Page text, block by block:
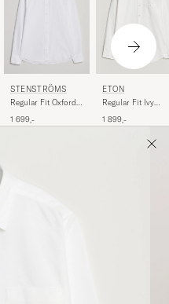
STENSTRÖMS
Regular Fit Oxford
1 699,-
ETON
Regular Fit Ivy
1 899,-